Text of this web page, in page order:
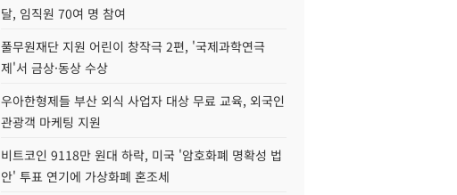
달, 임직원 70여 명 참여
풀무원재단 지원 어린이 창작극 2편, '국제과학연극
제'서 금상·동상 수상
우아한형제들 부산 외식 사업자 대상 무료 교육, 외국인
관광객 마케팅 지원
비트코인 9118만 원대 하락, 미국 '암호화폐 명확성 법
안' 투표 연기에 가상화폐 혼조세